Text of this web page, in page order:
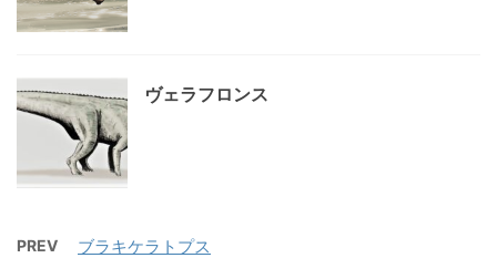
ヴェラフロンス
PREV ブラキケラトプス